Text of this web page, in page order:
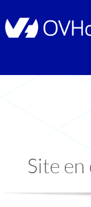
Site